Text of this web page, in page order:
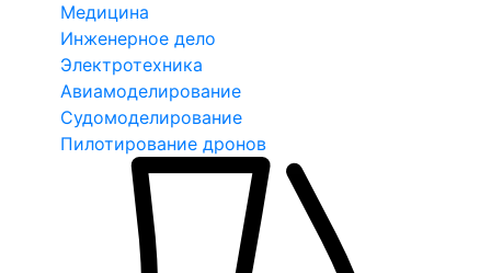
Медицина
Инженерное дело
Электротехника
Авиамоделирование
Судомоделирование
Пилотирование дронов